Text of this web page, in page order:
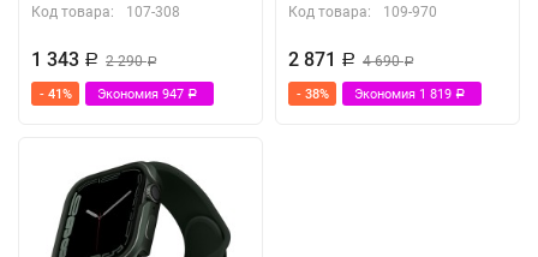
Код товара: 107-308
1 343 Р 2 290Р
- 41% Экономия 947 Р
Код товара: 109-970
2 871 Р 4 690Р
- 38% Экономия 1 819 Р